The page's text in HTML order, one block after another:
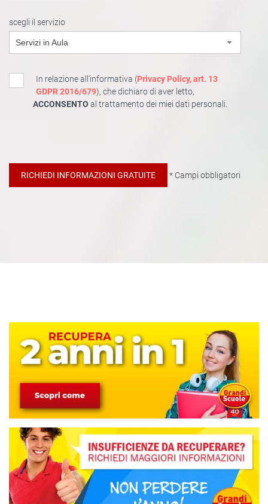
scegli il servizio
Servizi in Aula
In relazione all'informativa (Privacy Policy, art. 13
GDPR 2016/679), che dichiaro di aver letto,
ACCONSENTO al trattamento dei miei dati personali.
* Campi obbligatori